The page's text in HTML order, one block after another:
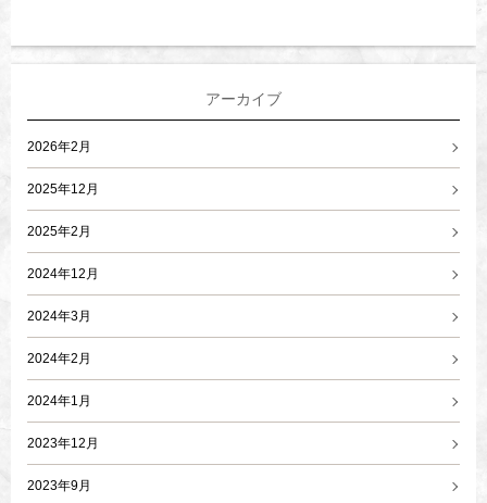
アーカイブ
2026年2月
2025年12月
2025年2月
2024年12月
2024年3月
2024年2月
2024年1月
2023年12月
2023年9月